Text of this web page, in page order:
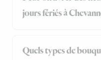
jours fériés à
Quels types de